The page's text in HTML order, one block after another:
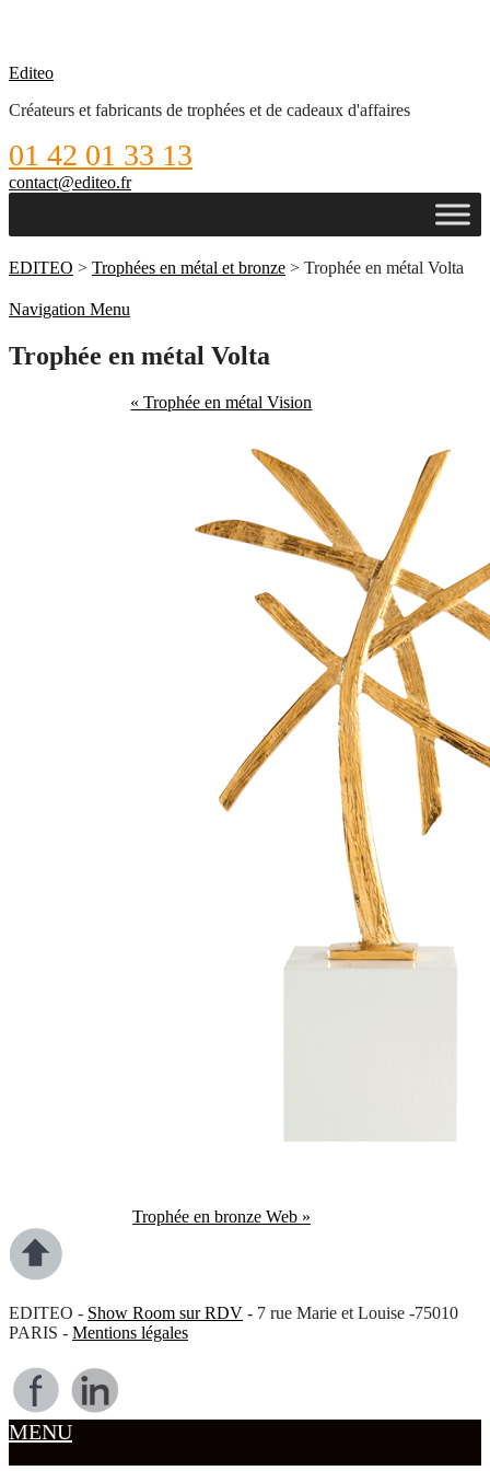
Editeo
Créateurs et fabricants de trophées et de cadeaux d'affaires
01 42 01 33 13
contact@editeo.fr
EDITEO > Trophées en métal et bronze > Trophée en métal Volta
Navigation Menu
Trophée en métal Volta
« Trophée en métal Vision
Trophée en bronze Web »
EDITEO - Show Room sur RDV - 7 rue Marie et Louise -75010
PARIS - Mentions légales
MENU